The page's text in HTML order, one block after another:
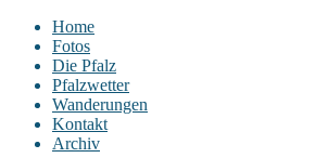
Home
Fotos
Die Pfalz
Pfalzwetter
Wanderungen
Kontakt
Archiv